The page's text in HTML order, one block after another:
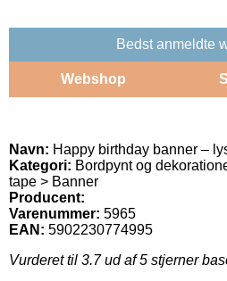
Bedst anmeldte
Webshop
Navn: Happy birthday banner –
Kategori: Bordpynt og
tape > Banner
Producent:
Varenummer: 5965
EAN: 5902230774995
Vurderet til 3.7ud af 5 stjerner